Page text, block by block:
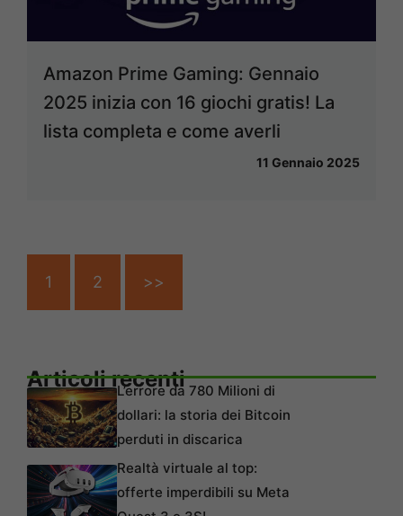
Amazon Prime Gaming: Gennaio
2025 inizia con 16 giochi gratis! La
lista completa e come averli
11 Gennaio 2025
1 2 >>
Articoli recentiL’errore da 780 Milioni di
dollari: la storia dei Bitcoin
perduti in discarica
Realtà virtuale al top:
offerte imperdibili su Meta